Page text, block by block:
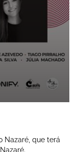
Nazaré, que terá